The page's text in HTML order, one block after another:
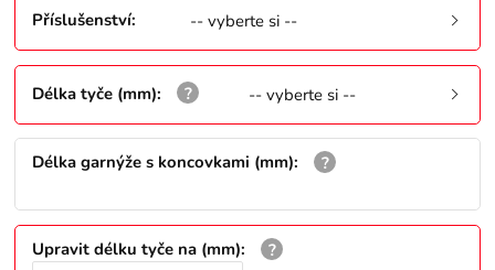
Příslušenství: -- vyberte si --
Délka tyče (mm): -- vyberte si --
Délka garnýže s koncovkami (mm):
Upravit délku tyče na (mm):